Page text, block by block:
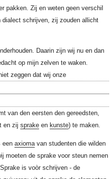
pakken. Zij en weten geen verschil
schrijven, zij zouden allicht
Daarin zijn wij nu en dan
op mijn zelven te waken.
zeggen dat wij onze
van den eersten den gereedsten,
en zij sprakeen kunste) te maken.
een axiomavan studenten die wilden
moeten de sprake voor steun nemen
is voòr schrijven - de